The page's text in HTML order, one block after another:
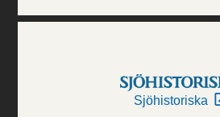
Sjöhistoriska